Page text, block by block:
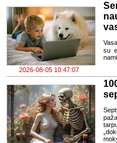
2026-08-05 10:47:07
su